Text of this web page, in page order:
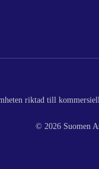
riktad till
© 2026 Suomen